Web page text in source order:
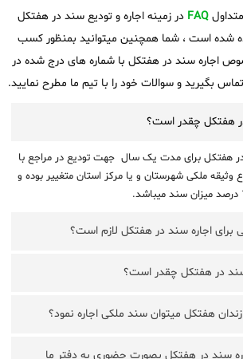
FAQ در زمینه اجاره و تودیع سند در هفتکل
شده است ، شما همچنین میتوانید بمنظور کسب
اجاره سند در هفتکل با شماره های درج شده در
بگیرید و سوالات خود را با تیم ما مطرح نمایید.
هفتکل چقدر است؟
هفتکل برای مدت یک سال جهت تودیع در مراجع با
وثیقه ملکی شهرستان و یا مرکز استان متغییر بوده و
برای اجاره سند در هفتکل لازم است؟
در هفتکل چقدر است؟
هفتکل میتوان سند ملکی اجاره نمود؟
سند در هفتکل بصورت حضوری به دفتر ما